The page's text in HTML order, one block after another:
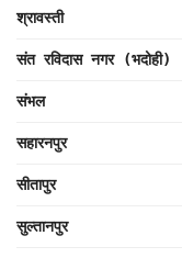
श्रावस्ती
संत रविदास नगर (भदोही)
संभल
सहारनपुर
सीतापुर
सुल्तानपुर